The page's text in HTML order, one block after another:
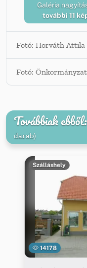
Galéria
további 11
Fotó: Horváth Attila
Fotó: Önkormányzat
Továbbiak
darab)
14178
Szálláshely